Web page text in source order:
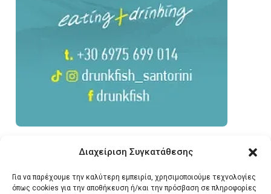
Διαχείριση Συγκατάθεσης
Για να παρέχουμε την καλύτερη εμπειρία, χρησιμοποιούμε τεχνολογίες
όπως cookies για την αποθήκευση ή/και την πρόσβαση σε πληροφορίες